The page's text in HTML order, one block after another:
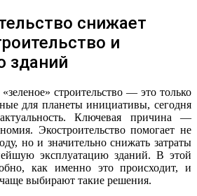
снижает
и
зданий
строительство — это только
для планеты инициативы, сегодня
Ключевая причина —
Экостроительство помогает не
но и значительно снижать затраты
эксплуатацию зданий. В этой
как именно это происходит, и
выбирают такие решения.